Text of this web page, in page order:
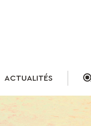
ACTUALITÉS